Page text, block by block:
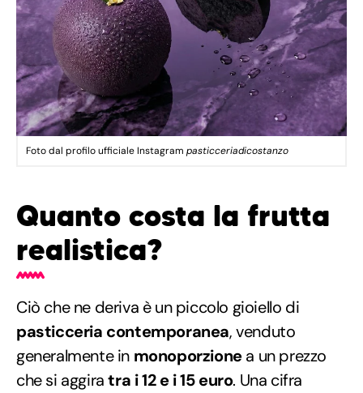
Foto dal profilo ufficiale Instagram pasticceriadicostanzo
Quanto costa la frutta
realistica?
Ciò che ne deriva è un piccolo gioiello di
pasticceria contemporanea, venduto
generalmente in monoporzionea un prezzo
che si aggiratra i 12 e i 15 euro. Una cifra